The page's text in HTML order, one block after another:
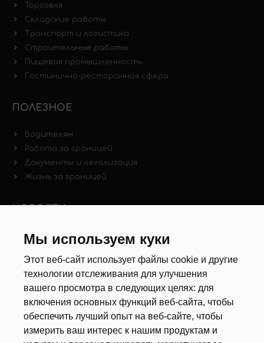
Мы используем куки
Этот веб-сайт использует файлы cookie и другие
технологии отслеживания для улучшения
вашего просмотра в следующих целях: для
включения основных функций веб-сайта, чтобы
обеспечить лучший опыт на веб-сайте, чтобы
измерить ваш интерес к нашим продуктам и
Торговля
Складские работы
Транспорт и логистика
Строительные работы
Пищевая промышленность
Гостинично-ресторанная сфера
ПОЛЕЗНОЕ
Водителям
Работа за границей
Документы и легализация
Жизнь за границей
НОВОСТИ
Новости рынка труда
Анкета
Калькулятор дат
Документы